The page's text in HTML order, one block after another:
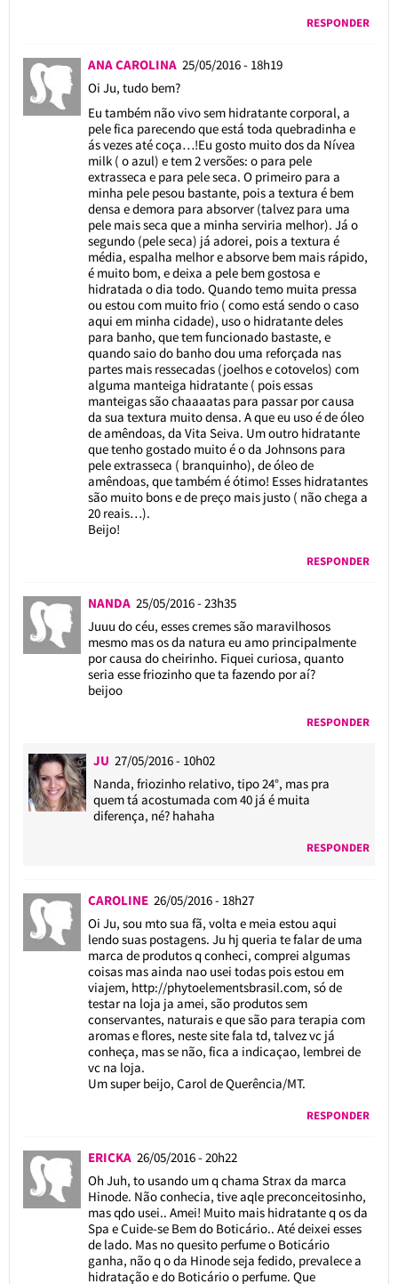
RESPONDER
ANA CAROLINA 25/05/2016 - 18h19
Oi Ju, tudo bem?
Eu também não vivo sem hidratante corporal, a
pele fica parecendo que está toda quebradinha e
ás vezes até coça…!Eu gosto muito dos da Nívea
milk ( o azul) e tem 2 versões: o para pele
extrasseca e para pele seca. O primeiro para a
minha pele pesou bastante, pois a textura é bem
densa e demora para absorver (talvez para uma
pele mais seca que a minha serviria melhor). Já o
segundo (pele seca) já adorei, pois a textura é
média, espalha melhor e absorve bem mais rápido,
é muito bom, e deixa a pele bem gostosa e
hidratada o dia todo. Quando temo muita pressa
ou estou com muito frio ( como está sendo o caso
aqui em minha cidade), uso o hidratante deles
para banho, que tem funcionado bastaste, e
quando saio do banho dou uma reforçada nas
partes mais ressecadas (joelhos e cotovelos) com
alguma manteiga hidratante ( pois essas
manteigas são chaaaatas para passar por causa
da sua textura muito densa. A que eu uso é de óleo
de amêndoas, da Vita Seiva. Um outro hidratante
que tenho gostado muito é o da Johnsons para
pele extrasseca ( branquinho), de óleo de
amêndoas, que também é ótimo! Esses hidratantes
são muito bons e de preço mais justo ( não chega a
20 reais…).
Beijo!
RESPONDER
NANDA 25/05/2016 - 23h35
Juuu do céu, esses cremes são maravilhosos
mesmo mas os da natura eu amo principalmente
por causa do cheirinho. Fiquei curiosa, quanto
seria esse friozinho que ta fazendo por aí?
beijoo
RESPONDER
JU 27/05/2016 - 10h02
Nanda, friozinho relativo, tipo 24°, mas pra
quem tá acostumada com 40 já é muita
diferença, né? hahaha
RESPONDER
CAROLINE 26/05/2016 - 18h27
Oi Ju, sou mto sua fã, volta e meia estou aqui
lendo suas postagens. Ju hj queria te falar de uma
marca de produtos q conheci, comprei algumas
coisas mas ainda nao usei todas pois estou em
viajem, http://phytoelementsbrasil.com, só de
testar na loja ja amei, são produtos sem
conservantes, naturais e que são para terapia com
aromas e flores, neste site fala td, talvez vc já
conheça, mas se não, fica a indicaçao, lembrei de
vc na loja.
Um super beijo, Carol de Querência/MT.
RESPONDER
ERICKA 26/05/2016 - 20h22
Oh Juh, to usando um q chama Strax da marca
Hinode. Não conhecia, tive aqle preconceitosinho,
mas qdo usei.. Amei! Muito mais hidratante q os da
Spa e Cuide-se Bem do Boticário.. Até deixei esses
de lado. Mas no quesito perfume o Boticário
ganha, não q o da Hinode seja fedido, prevalece a
hidratação e do Boticário o perfume. Que